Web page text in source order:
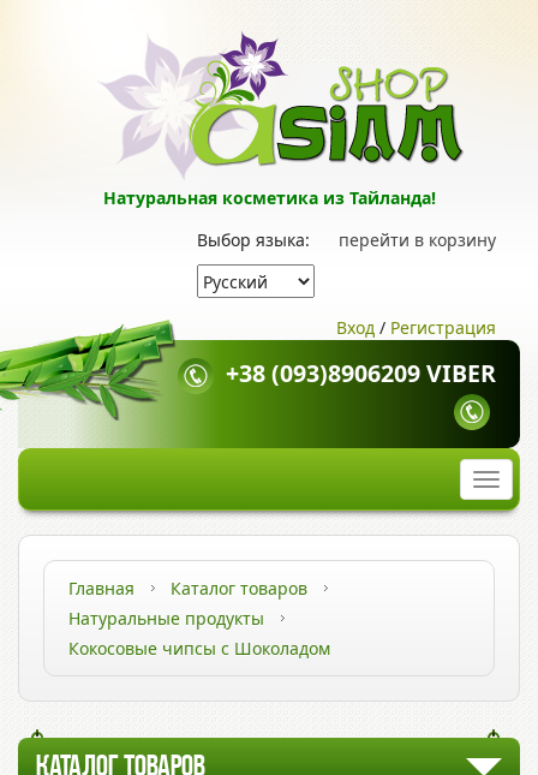
Натуральная косметика из Тайланда!
перейти в корзину
Выбор языка:
Вход / Регистрация
+38 (093)8906209 VIBER
Главная
Каталог товаров
Натуральные продукты
Кокосовые чипсы с Шоколадом
КАТАЛОГ ТОВАРОВ